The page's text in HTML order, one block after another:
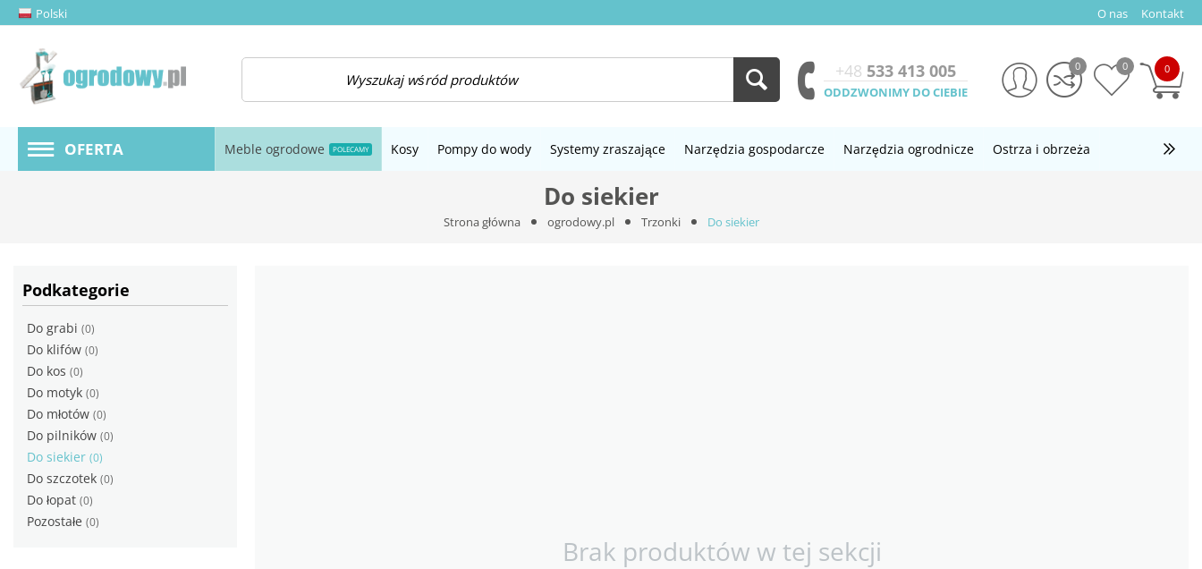
Polski O nas Kontakt
+48 533 413 005
ODDZWONIMY DO CIEBIE
0
0 0
OFERTA Meble ogrodowe POLECAMY Kosy Pompy do wody Systemy zraszające Narzędzia gospodarcze Narzędzia ogrodnicze Ostrza i obrzeża
Do siekier
Strona główna ogrodowy.pl Trzonki Do siekier
Podkategorie
Do grabi (0)
Do klifów (0)
Do kos (0)
Do motyk (0)
Do młotów (0)
Do pilników (0)
Do siekier (0)
Do szczotek (0)
Do łopat (0)
Pozostałe (0)
menu
Brak produktów w tej sekcji